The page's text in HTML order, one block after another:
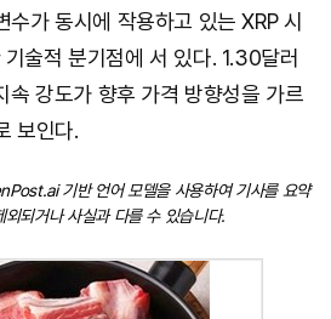
가 동시에 작용하고 있는 XRP 시
술적 분기점에 서 있다. 1.30달러
속 강도가 향후 가격 방향성을 가르
보인다.
기반 언어 모델을 사용하여 기사를 요약
되거나 사실과 다를 수 있습니다.